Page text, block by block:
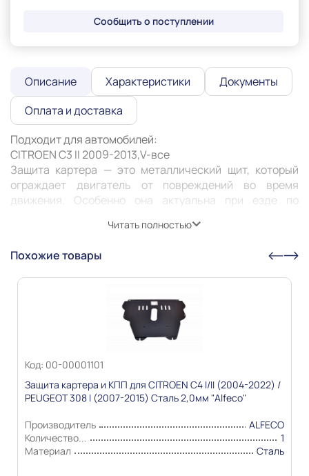
Сообщить о поступлении
Описание Характеристики
Документы
Оплата и доставка
Подходит для автомобилей:
CITROEN C3 II 2009-2013,V-все
Защита картера — это металлический щит, который
ограждает двигатель от повреждений во время
движения. Особенно она актуальна при езде по
камни. Защита может предотвратить деформацию или
Информация о технических характеристиках,
комплекте поставки, стране изготовления, внешнем
виде и цвете товара носит справочный характер и
публикации сведениях
Читать полностью
Похожие товары
Код: 00-00001101
Защита картера и КПП для CITROEN C4 I/II (2004-2022) /
PEUGEOT 308 I (2007-2015) Сталь 2,0мм "Alfeco"
Производитель
ALFECO
Количество...
1
Материал
Сталь